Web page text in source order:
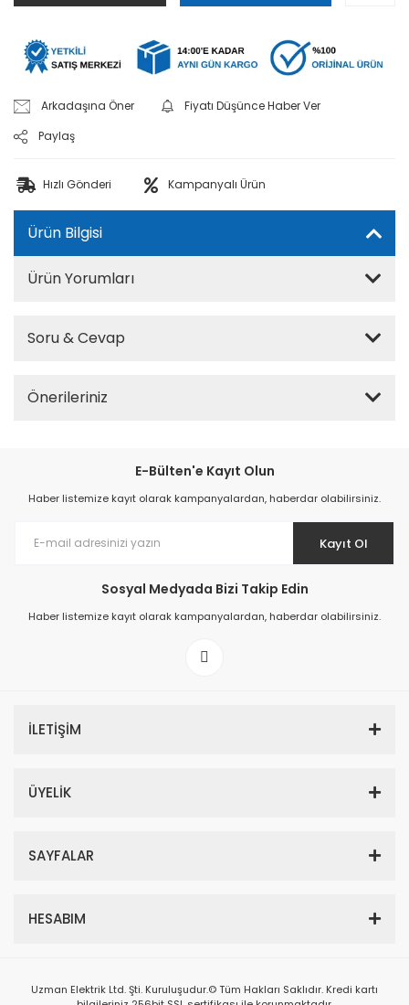
Arkadaşına Öner
Fiyatı Düşünce Haber Ver
Paylaş
Hızlı Gönderi Kampanyalı Ürün
Ürün Bilgisi
Ürün Yorumları
Soru & Cevap
Önerileriniz
E-Bülten'e Kayıt Olun
Haber listemize kayıt olarak kampanyalardan, haberdar olabilirsiniz.
Kayıt Ol
Sosyal Medyada Bizi Takip Edin
Haber listemize kayıt olarak kampanyalardan, haberdar olabilirsiniz.
İLETİŞİM
ÜYELİK
SAYFALAR
HESABIM
Uzman Elektrik Ltd. Şti. Kuruluşudur.© Tüm Hakları Saklıdır. Kredi kartı